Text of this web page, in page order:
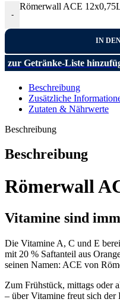
-
Römerwall ACE
IN
zur Getränke-Liste
Beschreibung
Zusätzliche
Zutaten & Nährwerte
Beschreibung
Beschreibung
Römerwall
Vitamine sind
Die Vitamine A, C und E
mit 20 % Saftanteil aus
seinen Namen: ACE von
Zum Frühstück, mittags oder
– über Vitamine freut sich der